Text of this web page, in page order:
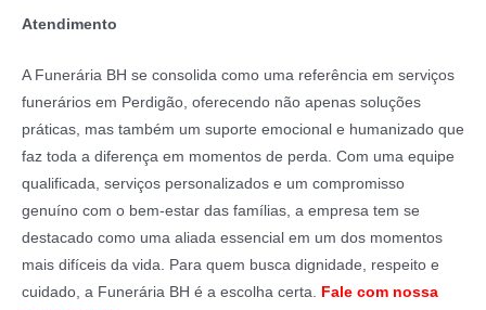
Atendimento
A Funerária BH se consolida como uma referência em serviços
funerários em Perdigão, oferecendo não apenas soluções
práticas, mas também um suporte emocional e humanizado que
faz toda a diferença em momentos de perda. Com uma equipe
qualificada, serviços personalizados e um compromisso
genuíno com o bem-estar das famílias, a empresa tem se
destacado como uma aliada essencial em um dos momentos
mais difíceis da vida. Para quem busca dignidade, respeito e
cuidado, a Funerária BH é a escolha certa. Fale com nossa